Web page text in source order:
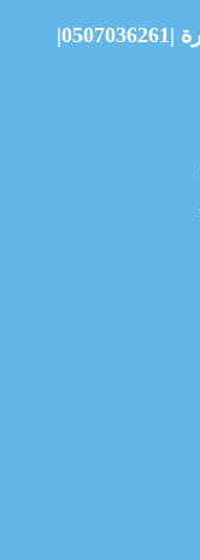
شركة مكافحة الثعابين في الفجيرة |0507036261|